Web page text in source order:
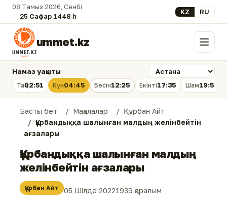
08 Тамыз 2026, Сенбі
25 Сафар 1448 һ.
Select your
KZ RU
ummet.kz Мәзір
Намаз уақыты
Таң02:51 Күн04:45 Бесін12:25 Екінті17:35 Шам19:54
Басты бет Мақалалар
Құрбан Айт
Құрбандыққа шалынған малдың желінбейтін
ағзалары
Құрбандыққа шалынған малдың
желінбейтін ағзалары
Құрбан Айт 05 Шілде 20221939 қаралым